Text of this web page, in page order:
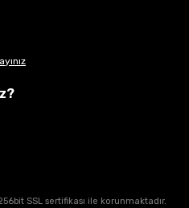
SSL sertifikası ile korunmaktadır.